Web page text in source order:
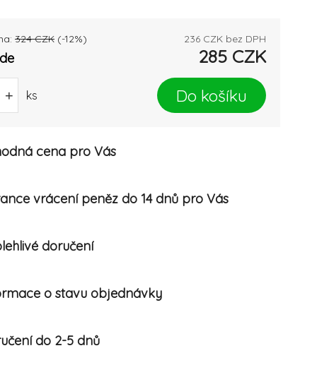
324 CZK (-12%) 236 CZK bez DPH
285 CZK
+ ks Do košíku
cena pro Vás
vrácení peněz do 14 dnů pro Vás
doručení
o stavu objednávky
do 2-5 dnů